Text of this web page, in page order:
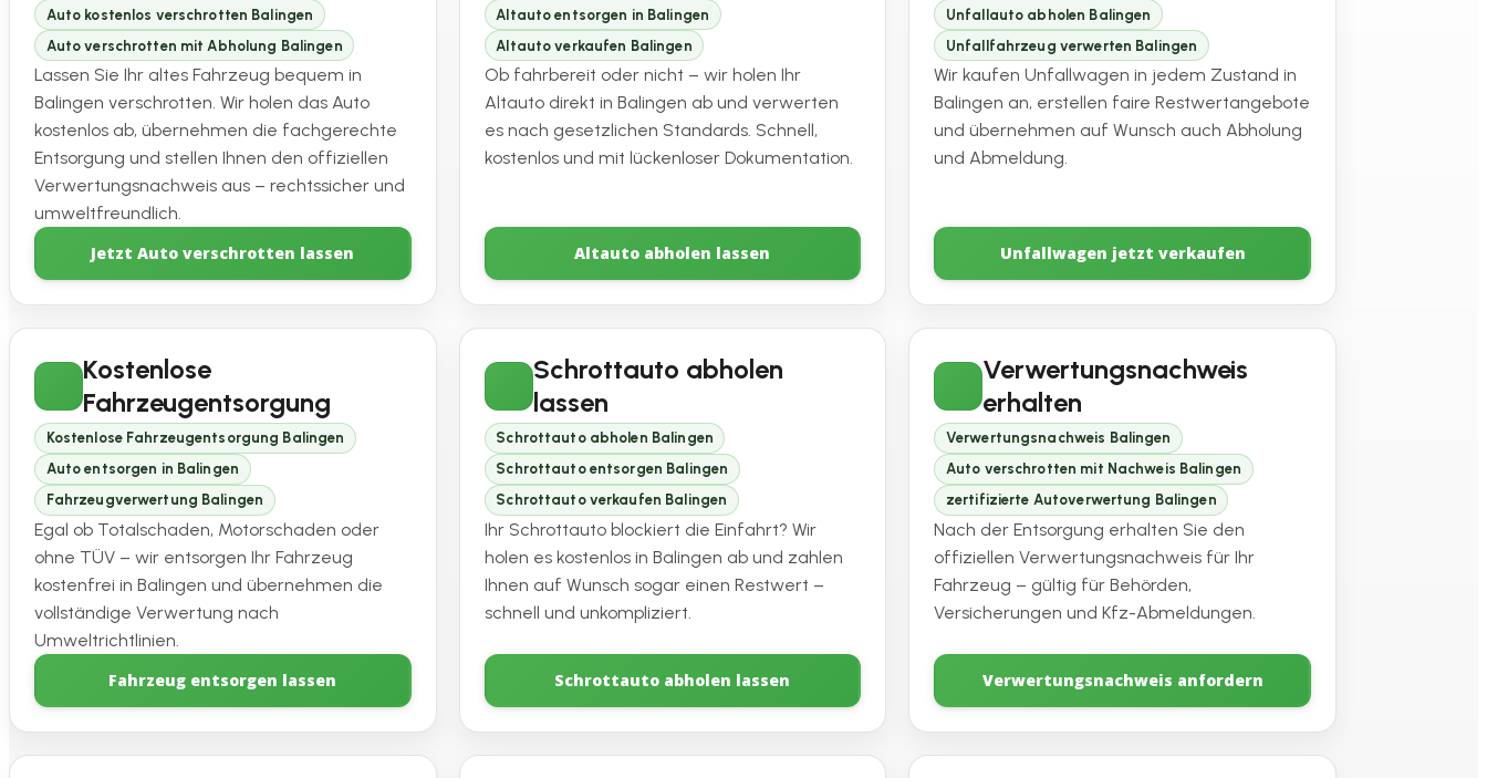
Auto kostenlos verschrotten Balingen
Auto verschrotten mit Abholung Balingen
Lassen Sie Ihr altes Fahrzeug bequem in
Balingen verschrotten. Wir holen das Auto
kostenlos ab, übernehmen die fachgerechte
Entsorgung und stellen Ihnen den offiziellen
Verwertungsnachweis aus – rechtssicher und
umweltfreundlich.
Jetzt Auto verschrotten lassen
Altauto entsorgen in Balingen
Altauto verkaufen Balingen
Ob fahrbereit oder nicht – wir holen Ihr
Altauto direkt in Balingen ab und verwerten
es nach gesetzlichen Standards. Schnell,
kostenlos und mit lückenloser Dokumentation.
Altauto abholen lassen
Unfallauto abholen Balingen
Unfallfahrzeug verwerten Balingen
Wir kaufen Unfallwagen in jedem Zustand in
Balingen an, erstellen faire Restwertangebote
und übernehmen auf Wunsch auch Abholung
und Abmeldung.
Unfallwagen jetzt verkaufen
Kostenlose
Fahrzeugentsorgung
Kostenlose Fahrzeugentsorgung Balingen
Auto entsorgen in Balingen
Fahrzeugverwertung Balingen
Egal ob Totalschaden, Motorschaden oder
ohne TÜV – wir entsorgen Ihr Fahrzeug
kostenfrei in Balingen und übernehmen die
vollständige Verwertung nach
Umweltrichtlinien.
Fahrzeug entsorgen lassen
Schrottauto abholen
lassen
Schrottauto abholen Balingen
Schrottauto entsorgen Balingen
Schrottauto verkaufen Balingen
Ihr Schrottauto blockiert die Einfahrt? Wir
holen es kostenlos in Balingen ab und zahlen
Ihnen auf Wunsch sogar einen Restwert –
schnell und unkompliziert.
Schrottauto abholen lassen
Verwertungsnachweis
erhalten
Verwertungsnachweis Balingen
Auto verschrotten mit Nachweis Balingen
zertifizierte Autoverwertung Balingen
Nach der Entsorgung erhalten Sie den
offiziellen Verwertungsnachweis für Ihr
Fahrzeug – gültig für Behörden,
Versicherungen und Kfz-Abmeldungen.
Verwertungsnachweis anfordern